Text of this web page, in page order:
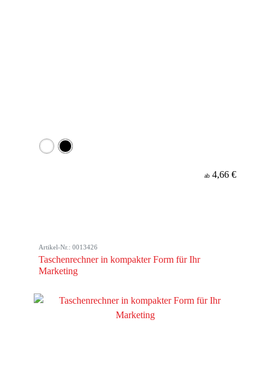
ab 4,66 €
Artikel-Nr.: 0013426
Taschenrechner in kompakter Form für Ihr
Marketing